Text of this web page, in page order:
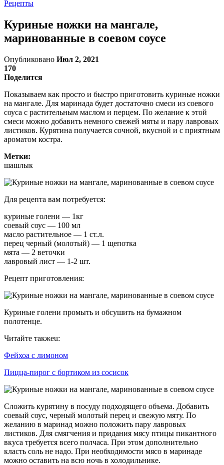
Рецепты
Куриные ножки на мангале,
маринованные в соевом соусе
Опубликовано Июл 2, 2021
170
Поделится
Показываем как просто и быстро приготовить куриные ножки
на мангале. Для маринада будет достаточно смеси из соевого
соуса с растительным маслом и перцем. По желание к этой
смеси можно добавить немного свежей мяты и пару лавровых
листиков. Курятина получается сочной, вкусной и с приятным
ароматом костра.
Метки:
шашлык
Для рецепта вам потребуется:
куриные голени — 1кг
соевый соус — 100 мл
масло растительное — 1 ст.л.
перец черный (молотый) — 1 щепотка
мята — 2 веточки
лавровый лист — 1-2 шт.
Рецепт приготовления:
Куриные голени промыть и обсушить на бумажном
полотенце.
Читайте такжеu:
Фейхоа с лимоном
Пицца-пирог с бортиком из сосисок
Сложить курятину в посуду подходящего объема. Добавить
соевый соус, черный молотый перец и свежую мяту. По
желанию в маринад можно положить пару лавровых
листиков. Для смягчения и придания мясу птицы пикантного
вкуса требуется всего полчаса. При этом дополнительно
класть соль не надо. При необходимости мясо в маринаде
можно оставить на всю ночь в холодильнике.